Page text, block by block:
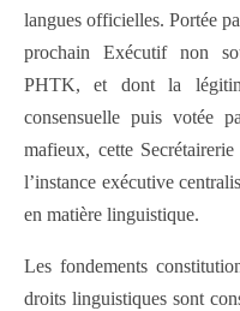
langues officielles. Portée
prochain Exécutif non
PHTK, et dont la
consensuelle puis votée
mafieux, cette
l’instance exécutive
en matière linguistique.
Les fondements
droits linguistiques sont